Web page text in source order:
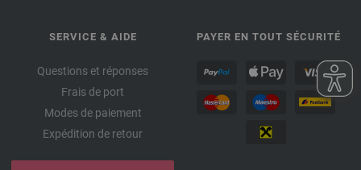
SERVICE & AIDE
Questions et réponses
Frais de port
Modes de paiement
Expédition de retour
PAYER EN TOUT SÉCURITÉ